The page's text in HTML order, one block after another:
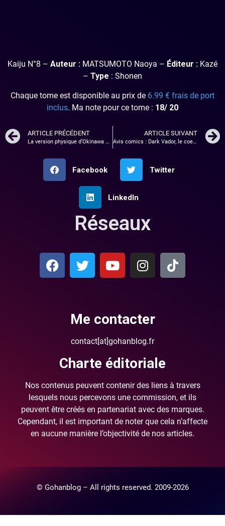
Kaiju N°8 – Auteur : MATSUMOTO Naoya – Éditeur : Kazé
– Type : Shonen
Chaque tome est disponible au prix de 6.99 € frais de port
inclus. Ma note pour ce tome : 18/ 20
ARTICLE PRÉCÉDENT
La version physique d’Okinawa Rush débarque en octobre !
ARTICLE SUIVANT
Avis comics : Dark Vador, le coeur sombre des Sith. Un peu de lumière ?
Facebook Twitter
LinkedIn
Réseaux
Me contacter
contact[at]gohanblog.fr
Charte éditoriale
Nos contenus peuvent contenir des liens à travers
lesquels nous percevons une commission, et ils
peuvent être créés en partenariat avec des marques.
Cependant, il est important de noter que cela n’affecte
en aucune manière l’objectivité de nos articles.
© Gohanblog – All rights reserved. 2009-2026